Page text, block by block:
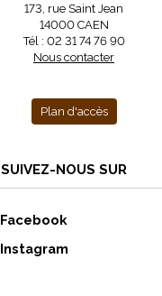
173, rue Saint Jean
14000 CAEN
Tél : 02 31 74 76 90
Nous contacter
Plan d'accès
SUIVEZ-NOUS SUR
Facebook
Instagram